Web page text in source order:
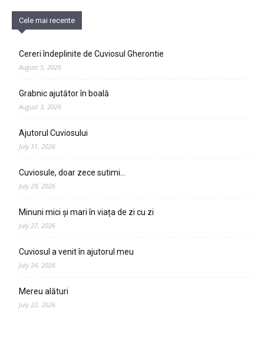
Cele mai recente
Cereri îndeplinite de Cuviosul Gherontie
August 5, 2026
Grabnic ajutător în boală
August 3, 2026
Ajutorul Cuviosului
July 31, 2026
Cuviosule, doar zece sutimi…
July 29, 2026
Minuni mici și mari în viața de zi cu zi
July 27, 2026
Cuviosul a venit în ajutorul meu
July 24, 2026
Mereu alături
July 22, 2026